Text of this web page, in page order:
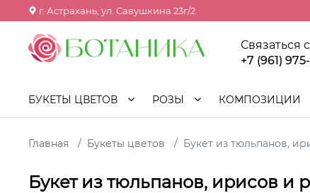
г. Астрахань, ул. Савушкина 23г/2
Связаться
+7 (961)
БУКЕТЫ ЦВЕТОВ РОЗЫ КОМПОЗИЦИИ
Главная Букеты цветов Букет из тюльпанов,
Букет из тюльпанов, ирисов и